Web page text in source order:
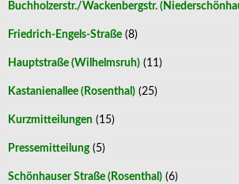
Buchholzerstr./Wackenbergstr.
Friedrich-Engels-Straße (8)
Hauptstraße (Wilhelmsruh) (11)
Kastanienallee (Rosenthal) (25)
Kurzmitteilungen (15)
Pressemitteilung(5)
Schönhauser Straße (Rosenthal) (6)